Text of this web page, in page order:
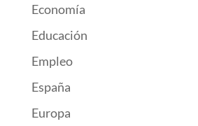
Economía
Educación
Empleo
España
Europa